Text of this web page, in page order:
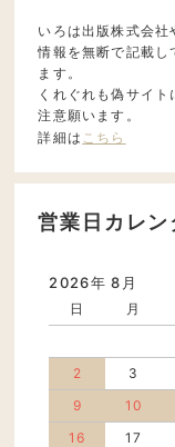
いろは出版株式会
情報を無断で記載し
ます。
くれぐれも偽サイ
注意願います。
詳細は こちら
営業日カレン
2026年 8月
日 月
2
3
9
10
16
17